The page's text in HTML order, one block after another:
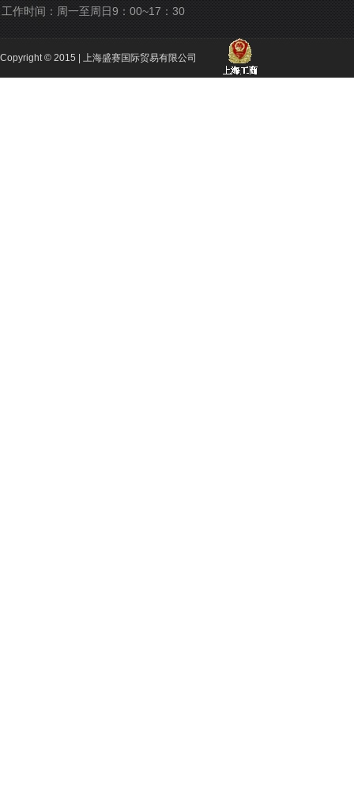
工作时间：周一至周日9：00~17：30
Copyright © 2015 | 上海盛赛国际贸易有限公司